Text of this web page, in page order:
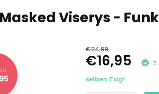
Viserys -
€24,99
€16,95
7
selben Tag!